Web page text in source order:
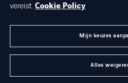
©Axians 2026
vereist.Cookie Policy
Mijn keuzes
Alles